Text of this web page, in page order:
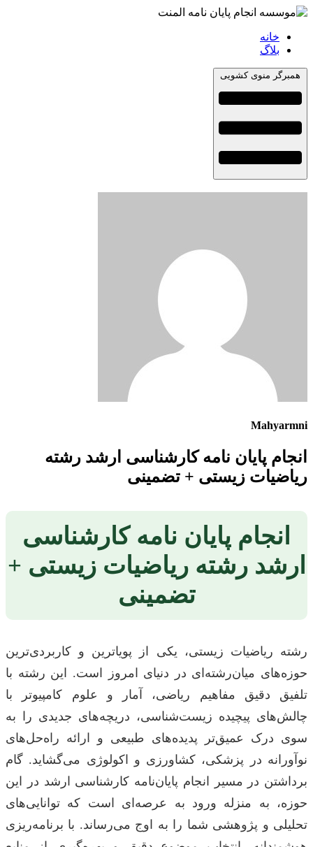
خانه
بلاگ
همبرگر منوی کشویی
Mahyarmni
انجام پایان نامه کارشناسی ارشد رشته
ریاضیات زیستی + تضمینی
انجام پایان نامه کارشناسی
ارشد رشته ریاضیات زیستی +
تضمینی
رشته ریاضیات زیستی، یکی از پویاترین و کاربردی‌ترین
حوزه‌های میان‌رشته‌ای در دنیای امروز است. این رشته با
تلفیق دقیق مفاهیم ریاضی، آمار و علوم کامپیوتر با
چالش‌های پیچیده زیست‌شناسی، دریچه‌های جدیدی را به
سوی درک عمیق‌تر پدیده‌های طبیعی و ارائه راه‌حل‌های
نوآورانه در پزشکی، کشاورزی و اکولوژی می‌گشاید. گام
برداشتن در مسیر انجام پایان‌نامه کارشناسی ارشد در این
حوزه، به منزله ورود به عرصه‌ای است که توانایی‌های
تحلیلی و پژوهشی شما را به اوج می‌رساند. با برنامه‌ریزی